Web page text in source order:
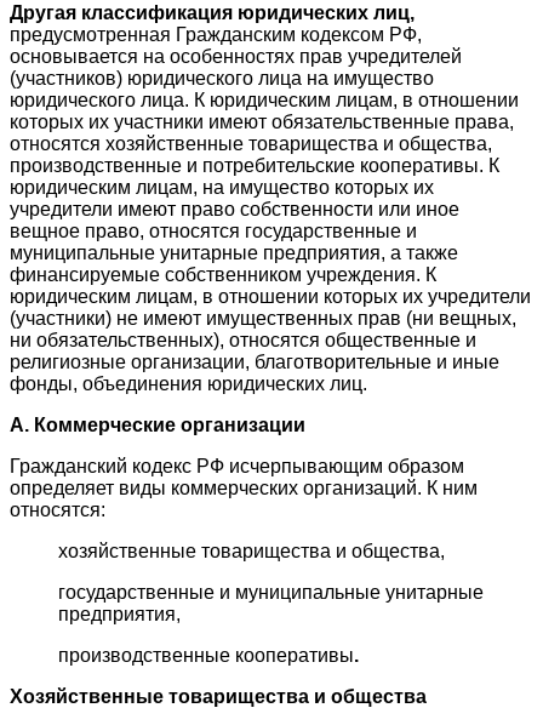
Другая классификация юридических лиц,
предусмотренная Гражданским кодексом РФ,
основывается на особенностях прав учредителей
(участников) юридического лица на имущество
юридического лица. К юридическим лицам, в отношении
которых их участники имеют обязательственные права,
относятся хозяйственные товарищества и общества,
производственные и потребительские кооперативы. К
юридическим лицам, на имущество которых их
учредители имеют право собственности или иное
вещное право, относятся государственные и
муниципальные унитарные предприятия, а также
финансируемые собственником учреждения. К
юридическим лицам, в отношении которых их учредители
(участники) не имеют имущественных прав (ни вещных,
ни обязательственных), относятся общественные и
религиозные организации, благотворительные и иные
фонды, объединения юридических лиц.
А. Коммерческие организации
Гражданский кодекс РФ исчерпывающим образом
определяет виды коммерческих организаций. К ним
относятся:
хозяйственные товарищества и общества,
государственные и муниципальные унитарные
предприятия,
производственные кооперативы.
Хозяйственные товарищества и общества